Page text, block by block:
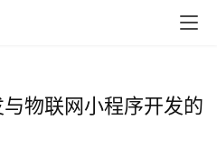
物联网小程序开发的